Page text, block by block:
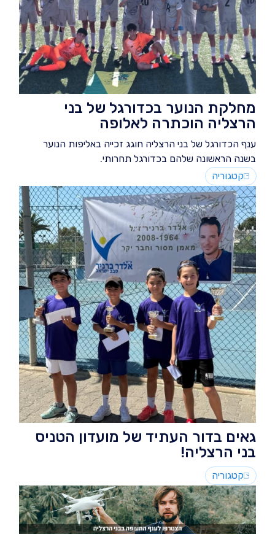
מחלקת הנוער בכדורגל של בני
הרצליה הוכתרה לאלופה
ענף הכדורגל של בני הרצליה חוגג זכייה באליפות הנוער
בשנה הראשונה שלהם בכדורגל תחרותי.
קטגוריה
גאים בדור העתיד של מועדון הטניס
בני הרצליה!
קטגוריה